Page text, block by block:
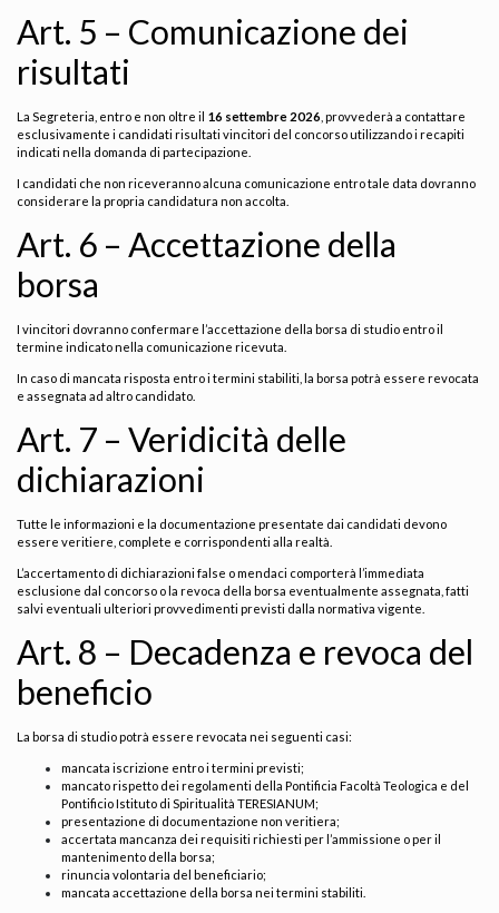
Art. 5 – Comunicazione dei
risultati
La Segreteria, entro e non oltre il 16 settembre 2026 , provvederà a contattare
esclusivamente i candidati risultati vincitori del concorso utilizzando i recapiti
indicati nella domanda di partecipazione.
I candidati che non riceveranno alcuna comunicazione entro tale data dovranno
considerare la propria candidatura non accolta.
Art. 6 – Accettazione della
borsa
I vincitori dovranno confermare l’accettazione della borsa di studio entro il
termine indicato nella comunicazione ricevuta.
In caso di mancata risposta entro i termini stabiliti, la borsa potrà essere revocata
e assegnata ad altro candidato.
Art. 7 – Veridicità delle
dichiarazioni
Tutte le informazioni e la documentazione presentate dai candidati devono
essere veritiere, complete e corrispondenti alla realtà.
L’accertamento di dichiarazioni false o mendaci comporterà l’immediata
esclusione dal concorso o la revoca della borsa eventualmente assegnata, fatti
salvi eventuali ulteriori provvedimenti previsti dalla normativa vigente.
Art. 8 – Decadenza e revoca del
beneficio
La borsa di studio potrà essere revocata nei seguenti casi:
mancata iscrizione entro i termini previsti;
mancato rispetto dei regolamenti della Pontificia Facoltà Teologica e del
Pontificio Istituto di Spiritualità TERESIANUM;
presentazione di documentazione non veritiera;
accertata mancanza dei requisiti richiesti per l’ammissione o per il
mantenimento della borsa;
rinuncia volontaria del beneficiario;
mancata accettazione della borsa nei termini stabiliti.